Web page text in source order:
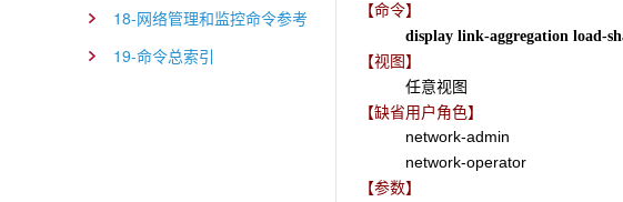
18-网络管理和监控命令参考
19-命令总索引
【命令】
display link-aggregation load-
【视图】
任意视图
【缺省用户角色】
network-admin
network-operator
【参数】